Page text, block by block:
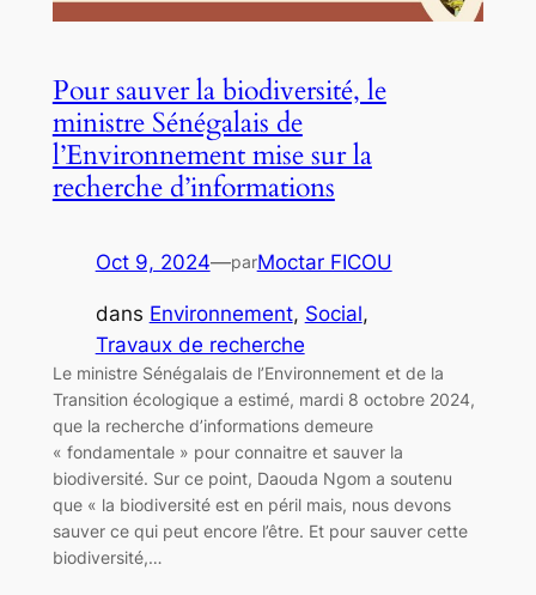
Pour sauver la biodiversité, le
ministre Sénégalais de
l’Environnement mise sur la
recherche d’informations
Oct 9, 2024—parMoctar FICOU
dans Environnement, Social
Travaux de recherche
Le ministre Sénégalais de l’Environnement et de la
Transition écologique a estimé, mardi 8 octobre 2024,
que la recherche d’informations demeure
« fondamentale » pour connaitre et sauver la
biodiversité. Sur ce point, Daouda Ngom a soutenu
que « la biodiversité est en péril mais, nous devons
sauver ce qui peut encore l’être. Et pour sauver cette
biodiversité,…